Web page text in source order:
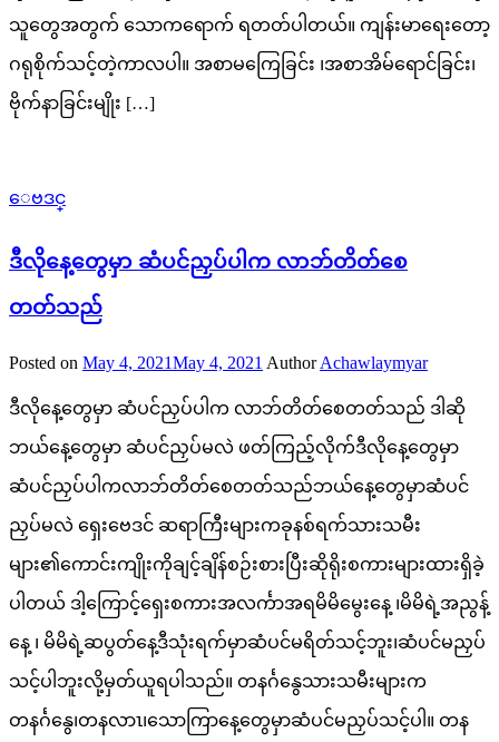
သူတွေအတွက် သောကရောက် ရတတ်ပါတယ်။ ကျန်းမာရေးတော့
ဂရုစိုက်သင့်တဲ့ကာလပါ။ အစာမကြေခြင်း ၊အစာအိမ်ရောင်ခြင်း၊
ဗိုက်နာခြင်းမျိုး […]
ေဗဒင္
ဒီလိုနေ့တွေမှာ ဆံပင်ညှပ်ပါက လာဘ်တိတ်စေ
တတ်သည်
Posted on May 4, 2021May 4, 2021 Author Achawlaymyar
ဒီလိုနေ့တွေမှာ ဆံပင်ညှပ်ပါက လာဘ်တိတ်စေတတ်သည် ဒါဆို
ဘယ်နေ့တွေမှာ ဆံပင်ညှပ်မလဲ ဖတ်ကြည့်လိုက်ဒီလိုနေ့တွေမှာ
ဆံပင်ညှပ်ပါကလာဘ်တိတ်စေတတ်သည်ဘယ်နေ့တွေမှာဆံပင်
ညှပ်မလဲ ရှေးဗေဒင် ဆရာကြီးများကခုနစ်ရက်သားသမီး
များ၏ကောင်းကျိုးကိုချင့်ချိန်စဉ်းစားပြီးဆိုရိုးစကားများထားရှိခဲ့
ပါတယ် ဒါ့ကြောင့်ရှေးစကားအလင်္ကာအရမိမိမွေးနေ့ ၊မိမိရဲ့အညွန့်
နေ့ ၊ မိမိရဲ့ဆပွတ်နေ့ဒီသုံးရက်မှာဆံပင်မရိတ်သင့်ဘူး၊ဆံပင်မညှပ်
သင့်ပါဘူးလို့မှတ်ယူရပါသည်။ တနင်္ဂနွေသားသမီးများက
တနင်္ဂနွေ၊တနလာၤ၊သောကြာနေ့တွေမှာဆံပင်မညှပ်သင့်ပါ။ တန